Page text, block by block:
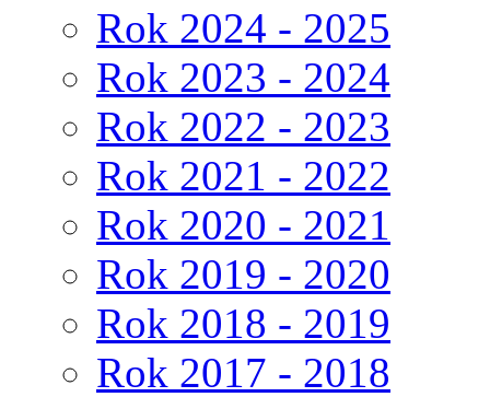
Rok 2024 - 2025
Rok 2023 - 2024
Rok 2022 - 2023
Rok 2021 - 2022
Rok 2020 - 2021
Rok 2019 - 2020
Rok 2018 - 2019
Rok 2017 - 2018